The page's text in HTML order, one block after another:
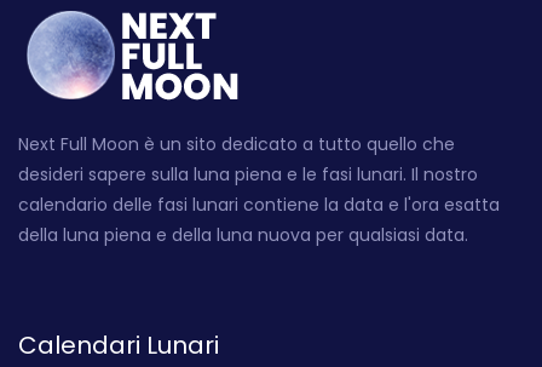
Next Full Moon è un sito dedicato a tutto quello che
desideri sapere sulla luna piena e le fasi lunari. Il nostro
calendario delle fasi lunari contiene la data e l'ora esatta
della luna piena e della luna nuova per qualsiasi data.
Calendari Lunari